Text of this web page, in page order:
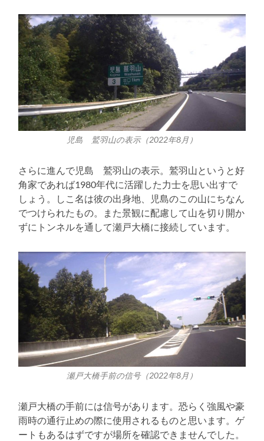
児島 鷲羽山の表示（2022年8月）
さらに進んで児島 鷲羽山の表示。鷲羽山というと好
角家であれば1980年代に活躍した力士を思い出すで
しょう。しこ名は彼の出身地、児島のこの山にちなん
でつけられたもの。また景観に配慮して山を切り開か
ずにトンネルを通して瀬戸大橋に接続しています。
瀬戸大橋手前の信号（2022年8月）
瀬戸大橋の手前には信号があります。恐らく強風や豪
雨時の通行止めの際に使用されるものと思います。ゲ
ートもあるはずですが場所を確認できませんでした。